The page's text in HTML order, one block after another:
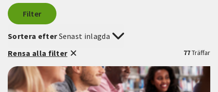
Filter
77Träffar
Sortera efterSenast inlagda
Rensa alla filter